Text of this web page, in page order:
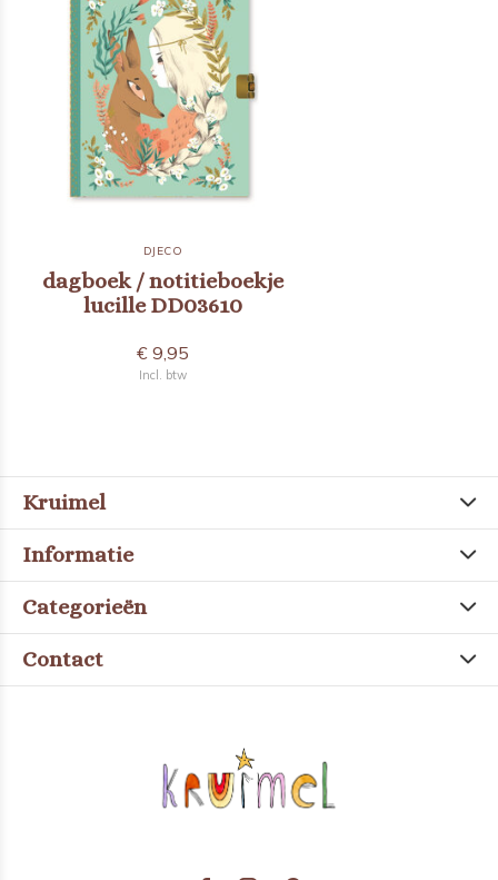
DJECO
dagboek / notitieboekje
lucille DD03610
€ 9,95
Incl. btw
Kruimel
Informatie
Categorieën
Contact